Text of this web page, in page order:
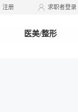
注册 求职者登录
医美/整形